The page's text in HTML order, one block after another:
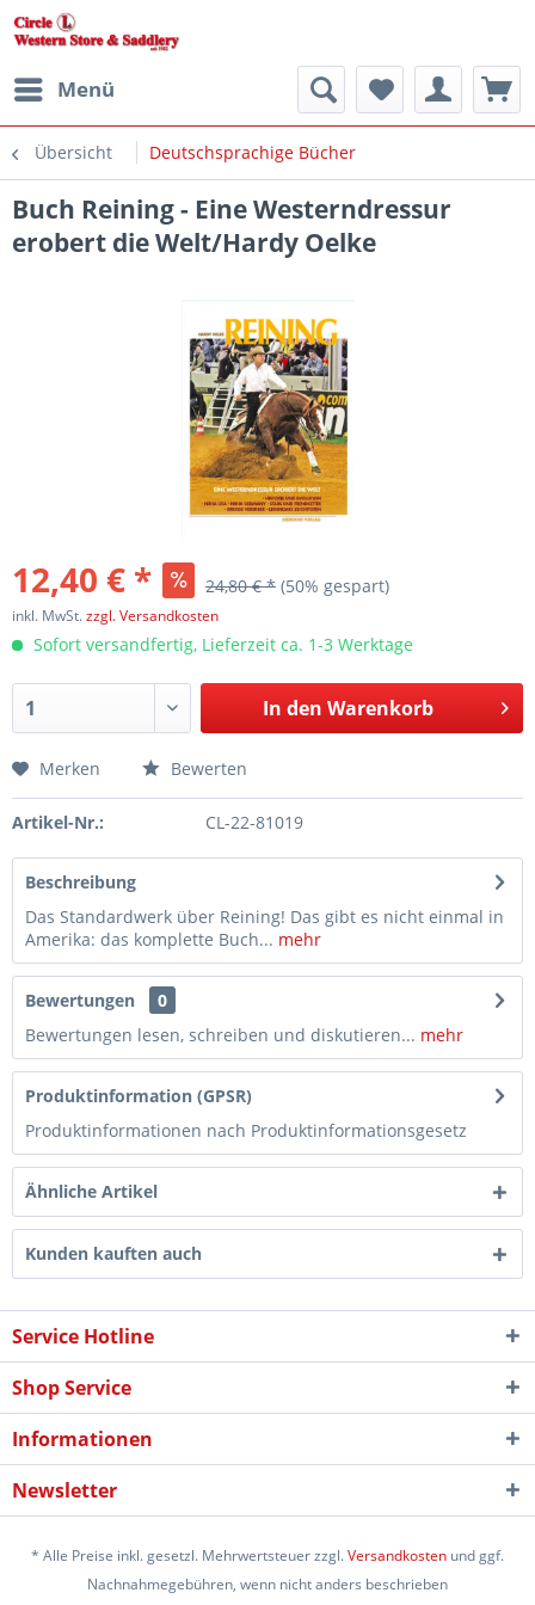
Menü
Übersicht Deutschsprachige Bücher
Buch Reining - Eine Westerndressur
erobert die Welt/Hardy Oelke
12,40 € * 24,80 € * (50% gespart)
inkl. MwSt.zzgl. Versandkosten
Sofort versandfertig, Lieferzeit ca. 1-3 Werktage
In den Warenkorb
Merken Bewerten
Artikel-Nr.: CL-22-81019
Beschreibung
Das Standardwerk über Reining! Das gibt es nicht einmal in
Amerika: das komplette Buch... mehr
Bewertungen
0
Bewertungen lesen, schreiben und diskutieren... mehr
Produktinformation (GPSR)
Produktinformationen nach Produktinformationsgesetz
Ähnliche Artikel
Kunden kauften auch
Service Hotline
Shop Service
Informationen
Newsletter
* Alle Preise inkl. gesetzl. Mehrwertsteuer zzgl.Versandkosten und ggf.
Nachnahmegebühren, wenn nicht anders beschrieben